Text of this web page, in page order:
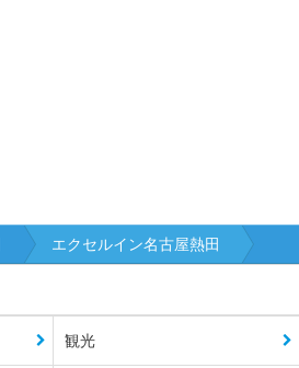
エクセルイン名古屋熱田
観光